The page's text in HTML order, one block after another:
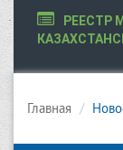
РЕЕСТР
Главная